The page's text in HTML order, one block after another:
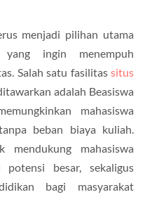
menjadi pilihan utama
ingin menempuh
Salah satu fasilitassitus
adalah Beasiswa
mahasiswa
beban biaya kuliah.
mahasiswa
besar, sekaligus
bagi masyarakat